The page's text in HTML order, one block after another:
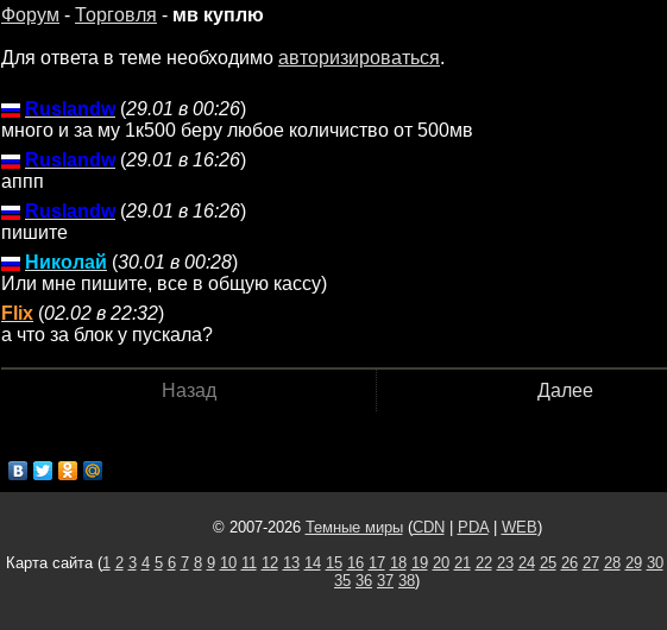
Форум - Торговля - мв куплю
Для ответа в теме необходимо авторизироваться.
Ruslandw(29.01 в 00:26)
много и за му 1к500 беру любое количиство от 500мв
Ruslandw(29.01 в 16:26)
аппп
Ruslandw(29.01 в 16:26)
пишите
Николай (30.01 в 00:28)
Или мне пишите, все в общую кассу)
Flix (02.02 в 22:32)
а что за блок у пускала?
Назад Далее
© 2007-2026 Темные миры(CDN PDA| WEB)
Карта сайта (1 2 3 4 5 6 7 8 9 10 11 12 13 14 15 16 17 18 19 20 21 22 23 24 25 26 27 28 29 30
35 36 37 38)